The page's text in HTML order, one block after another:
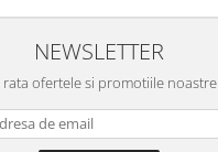
NEWSLETTER
rata ofertele si promotiile noastre